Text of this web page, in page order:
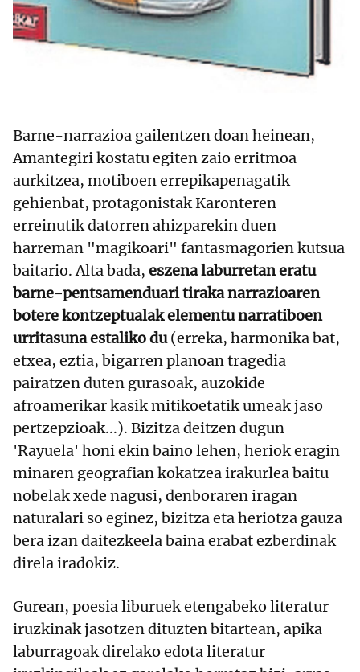
Barne-narrazioa gailentzen doan heinean,
Amantegiri kostatu egiten zaio erritmoa
aurkitzea, motiboen errepikapenagatik
gehienbat, protagonistak Karonteren
erreinutik datorren ahizparekin duen
harreman "magikoari" fantasmagorien kutsua
baitario. Alta bada, eszena laburretan eratu
barne-pentsamenduari tiraka narrazioaren
botere kontzeptualak elementu narratiboen
urritasuna estaliko du(erreka, harmonika bat,
etxea, eztia, bigarren planoan tragedia
pairatzen duten gurasoak, auzokide
afroamerikar kasik mitikoetatik umeak jaso
pertzepzioak...). Bizitza deitzen dugun
'Rayuela' honi ekin baino lehen, heriok eragin
minaren geografian kokatzea irakurlea baitu
nobelak xede nagusi, denboraren iragan
naturalari so eginez, bizitza eta heriotza gauza
bera izan daitezkeela baina erabat ezberdinak
direla iradokiz.
Gurean, poesia liburuek etengabeko literatur
iruzkinak jasotzen dituzten bitartean, apika
laburragoak direlako edota literatur